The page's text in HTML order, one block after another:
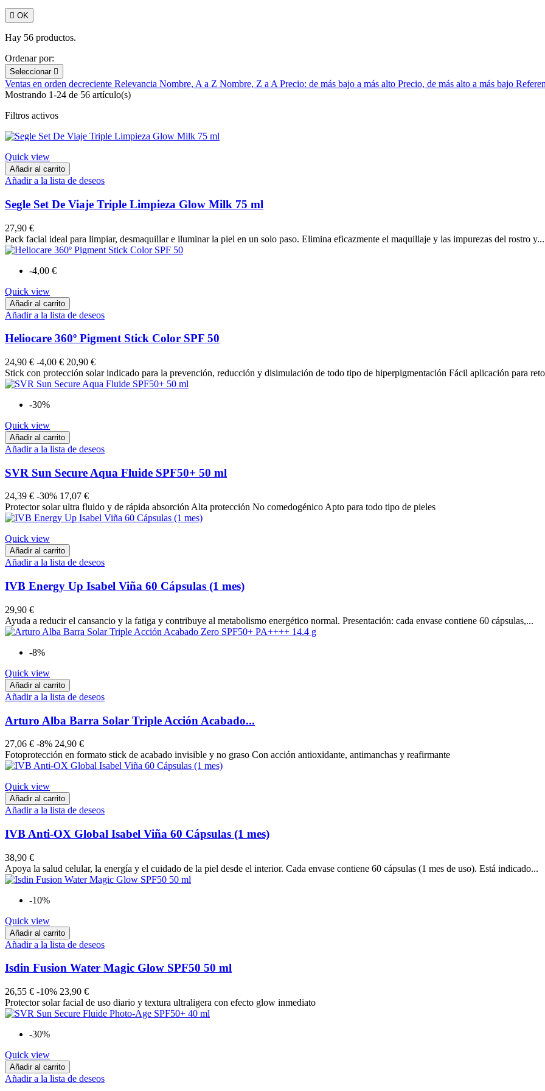
 OK
Hay 56 productos.
Ordenar por:
Seleccionar 
Ventas en orden decreciente Relevancia Nombre, A a Z Nombre, Z a A Precio: de más bajo a más alto Precio, de más alto a más bajo
Mostrando 1-24 de 56 artículo(s)
Filtros activos
Quick view
Añadir al carrito
Añadir a la lista de deseos
Segle Set De Viaje Triple Limpieza Glow Milk 75 ml
27,90 €
Pack facial ideal para limpiar, desmaquillar e iluminar la piel en un solo paso. Elimina eficazmente el maquillaje y las impurezas del rostro y...
-4,00 €
Quick view
Añadir al carrito
Añadir a la lista de deseos
Heliocare 360º Pigment Stick Color SPF 50
24,90 € -4,00 € 20,90 €
Stick con protección solar indicado para la prevención, reducción y disimulación de todo tipo de hiperpigmentación Fácil aplicación para
-30%
Quick view
Añadir al carrito
Añadir a la lista de deseos
SVR Sun Secure Aqua Fluide SPF50+ 50 ml
24,39 € -30% 17,07 €
Protector solar ultra fluido y de rápida absorción Alta protección No comedogénico Apto para todo tipo de pieles
Quick view
Añadir al carrito
Añadir a la lista de deseos
IVB Energy Up Isabel Viña 60 Cápsulas (1 mes)
29,90 €
Ayuda a reducir el cansancio y la fatiga y contribuye al metabolismo energético normal. Presentación: cada envase contiene 60 cápsulas,...
-8%
Quick view
Añadir al carrito
Añadir a la lista de deseos
Arturo Alba Barra Solar Triple Acción Acabado...
27,06 € -8% 24,90 €
Fotoprotección en formato stick de acabado invisible y no graso Con acción antioxidante, antimanchas y reafirmante
Quick view
Añadir al carrito
Añadir a la lista de deseos
IVB Anti-OX Global Isabel Viña 60 Cápsulas (1 mes)
38,90 €
Apoya la salud celular, la energía y el cuidado de la piel desde el interior. Cada envase contiene 60 cápsulas (1 mes de uso). Está indicado...
-10%
Quick view
Añadir al carrito
Añadir a la lista de deseos
Isdin Fusion Water Magic Glow SPF50 50 ml
26,55 € -10% 23,90 €
Protector solar facial de uso diario y textura ultraligera con efecto glow inmediato
-30%
Quick view
Añadir al carrito
Añadir a la lista de deseos